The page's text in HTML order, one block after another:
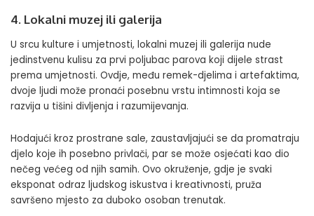
4. Lokalni muzej ili galerija
U srcu kulture i umjetnosti, lokalni muzej ili galerija nude
jedinstvenu kulisu za prvi poljubac parova koji dijele strast
prema umjetnosti. Ovdje, među remek-djelima i artefaktima,
dvoje ljudi može pronaći posebnu vrstu intimnosti koja se
razvija u tišini divljenja i razumijevanja.
Hodajući kroz prostrane sale, zaustavljajući se da promatraju
djelo koje ih posebno privlači, par se može osjećati kao dio
nečeg većeg od njih samih. Ovo okruženje, gdje je svaki
eksponat odraz ljudskog iskustva i kreativnosti, pruža
savršeno mjesto za duboko osoban trenutak.